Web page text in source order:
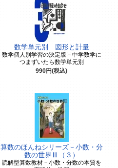
数学単元別 図形と計量
数学個人別学習の決定版－中学数学に
つまずいたら数学単元別
990円(税込)
算数のほんねシリーズ－小数・分
数の世界Ⅲ（３）
読解型算数教材－小数・分数の本質を